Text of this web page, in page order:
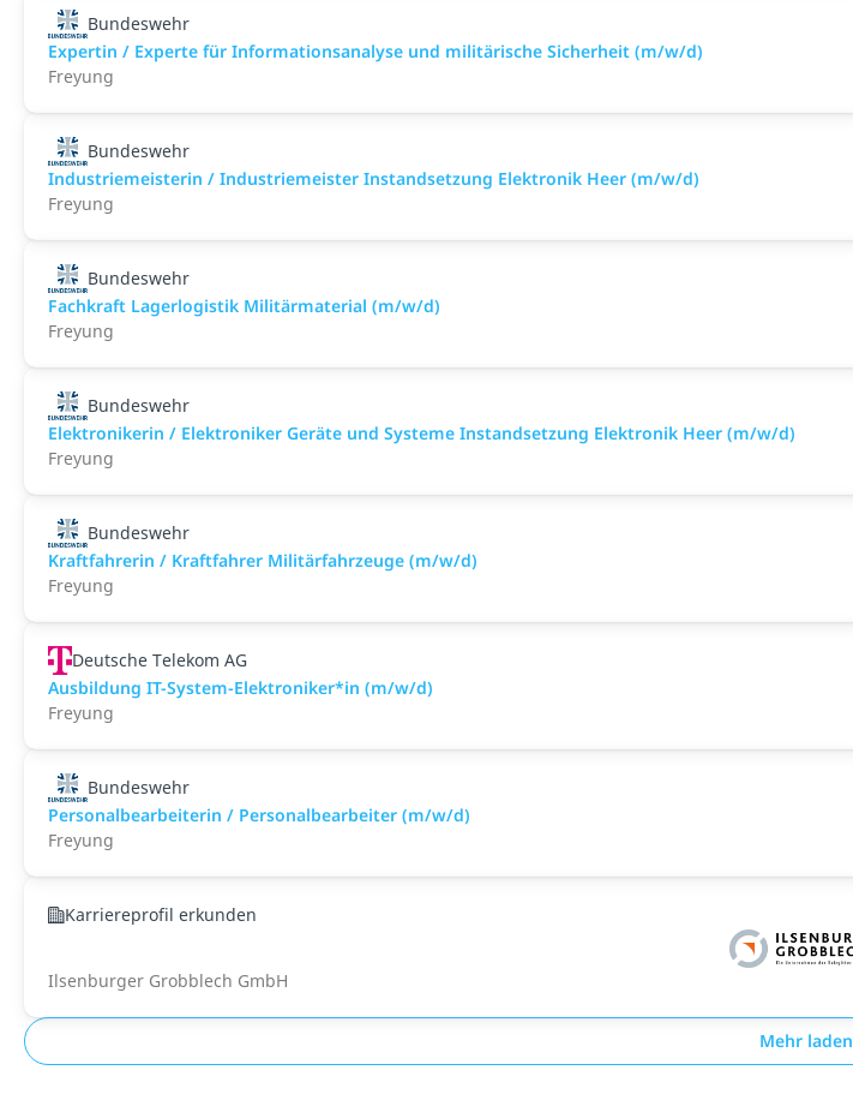
Bundeswehr
Expertin / Experte für Informationsanalyse und militärische Sicherheit (m/w/d)
Freyung
Bundeswehr
Industriemeisterin / Industriemeister Instandsetzung Elektronik Heer (m/w/d)
Freyung
Bundeswehr
Fachkraft Lagerlogistik Militärmaterial (m/w/d)
Freyung
Bundeswehr
Elektronikerin / Elektroniker Geräte und Systeme Instandsetzung Elektronik Heer (m/w/d)
Freyung
Bundeswehr
Kraftfahrerin / Kraftfahrer Militärfahrzeuge (m/w/d)
Freyung
Deutsche Telekom AG
Ausbildung IT-System-Elektroniker*in (m/w/d)
Freyung
Bundeswehr
Personalbearbeiterin / Personalbearbeiter (m/w/d)
Freyung
Karriereprofil erkunden
Ilsenburger Grobblech GmbH
Mehr laden